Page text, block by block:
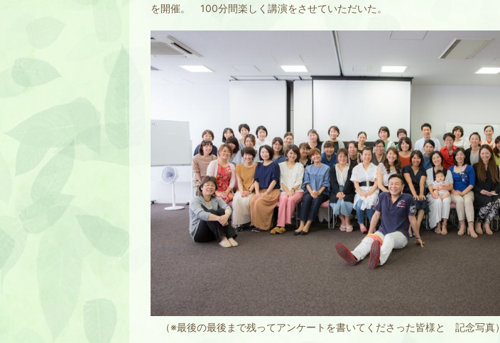
を開催。 100分間楽しく講演をさせていただいた。
（※最後の最後まで残ってアンケートを書いてくださった皆様と 記念写真）